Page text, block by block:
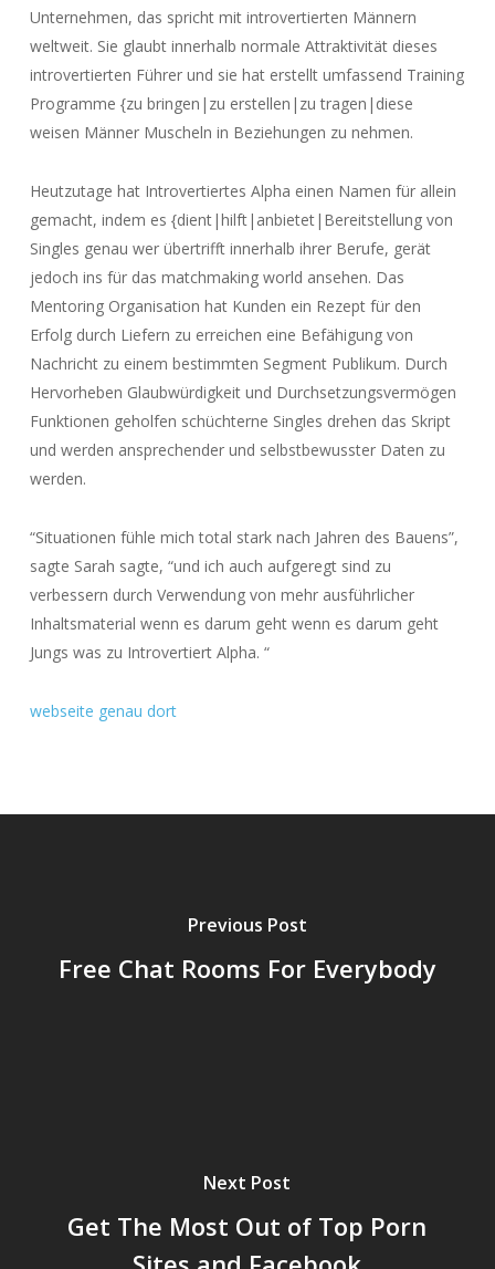
Unternehmen, das spricht mit introvertierten Männern
weltweit. Sie glaubt innerhalb normale Attraktivität dieses
introvertierten Führer und sie hat erstellt umfassend Training
Programme {zu bringen|zu erstellen|zu tragen|diese
weisen Männer Muscheln in Beziehungen zu nehmen.
Heutzutage hat Introvertiertes Alpha einen Namen für allein
gemacht, indem es {dient|hilft|anbietet|Bereitstellung von
Singles genau wer übertrifft innerhalb ihrer Berufe, gerät
jedoch ins für das matchmaking world ansehen. Das
Mentoring Organisation hat Kunden ein Rezept für den
Erfolg durch Liefern zu erreichen eine Befähigung von
Nachricht zu einem bestimmten Segment Publikum. Durch
Hervorheben Glaubwürdigkeit und Durchsetzungsvermögen
Funktionen geholfen schüchterne Singles drehen das Skript
und werden ansprechender und selbstbewusster Daten zu
werden.
“Situationen fühle mich total stark nach Jahren des Bauens”,
sagte Sarah sagte, “und ich auch aufgeregt sind zu
verbessern durch Verwendung von mehr ausführlicher
Inhaltsmaterial wenn es darum geht wenn es darum geht
Jungs was zu Introvertiert Alpha. “
webseite genau dort
Previous Post
Free Chat Rooms For Everybody
Next Post
Get The Most Out of Top Porn